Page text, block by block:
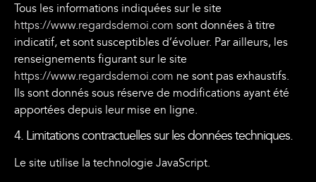
Tous les informations indiquées sur le site
https://www.regardsdemoi.com sont données à titre
indicatif, et sont susceptibles d’évoluer. Par ailleurs, les
renseignements figurant sur le site
https://www.regardsdemoi.com ne sont pas exhaustifs.
Ils sont donnés sous réserve de modifications ayant été
apportées depuis leur mise en ligne.
4. Limitations contractuelles sur les données techniques.
Le site utilise la technologie JavaScript.